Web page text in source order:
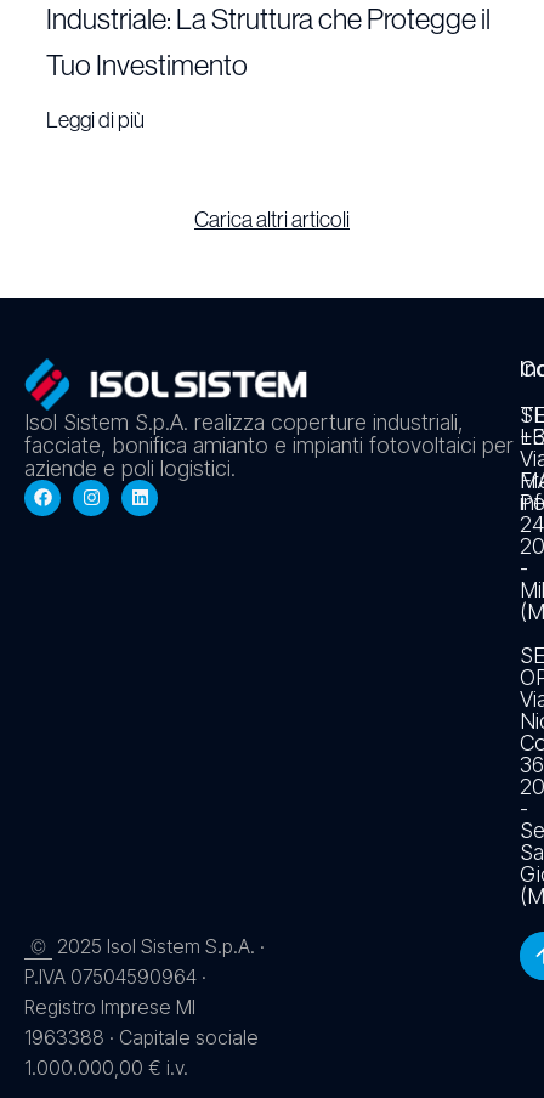
Industriale: La Struttura che Protegge il
Tuo Investimento
Leggi di più
Carica altri articoli
Isol Sistem S.p.A. realizza coperture industriali,
facciate, bonifica amianto e impianti fotovoltaici per
aziende e poli logistici.
24
-
36
-
© 2025 Isol Sistem S.p.A. ·
P.IVA 07504590964 ·
Registro Imprese MI
1963388 · Capitale sociale
1.000.000,00 € i.v.